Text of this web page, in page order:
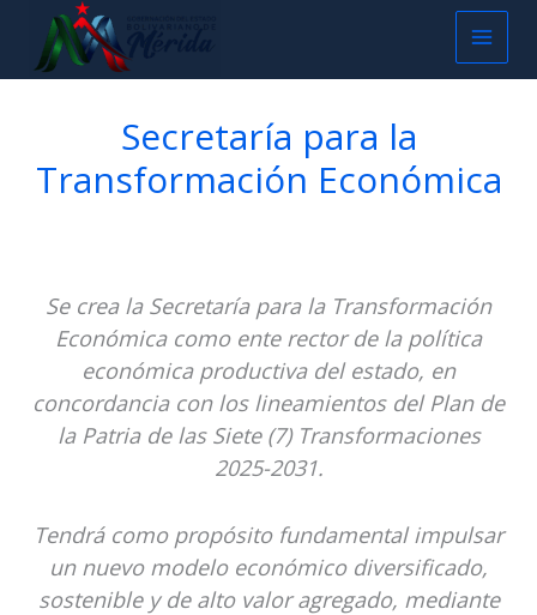
contenido
Main
Secretaría para la
Transformación Económica
Se crea la Secretaría para la Transformación
Económica como ente rectorde la política
económica productiva del estado, en
concordancia con los lineamientos del Plan de
la Patria de las Siete (7) Transformaciones
2025-2031.
Tendrá como propósito fundamental impulsar
un nuevo modelo económico diversificado,
sostenible y de alto valor agregado, mediante